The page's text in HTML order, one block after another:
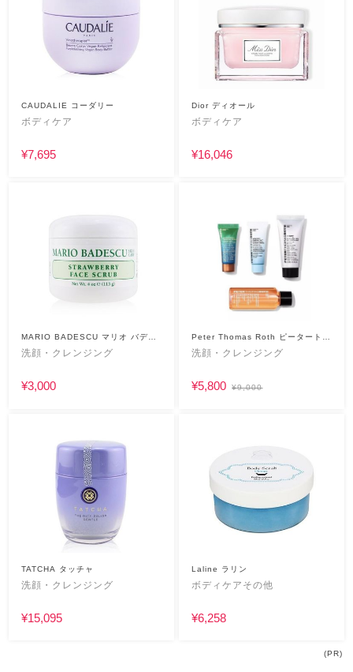
CAUDALIE コーダリー
ボディケア
¥7,695
Dior ディオール
ボディケア
¥16,046
MARIO BADESCU マリオ バデス
ク
洗顔・クレンジング
¥3,000
Peter Thomas Roth ピータートー
マスロス
洗顔・クレンジング
¥5,800 ¥9,000
TATCHA タッチャ
洗顔・クレンジング
¥15,095
Laline ラリン
ボディケアその他
¥6,258
(PR)